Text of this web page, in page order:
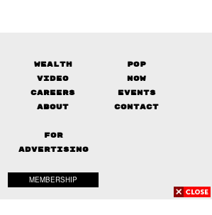
Wealth
Pop
Video
Now
Careers
Events
About Contact
FOR
ADVERTISING
MEMBERSHIP